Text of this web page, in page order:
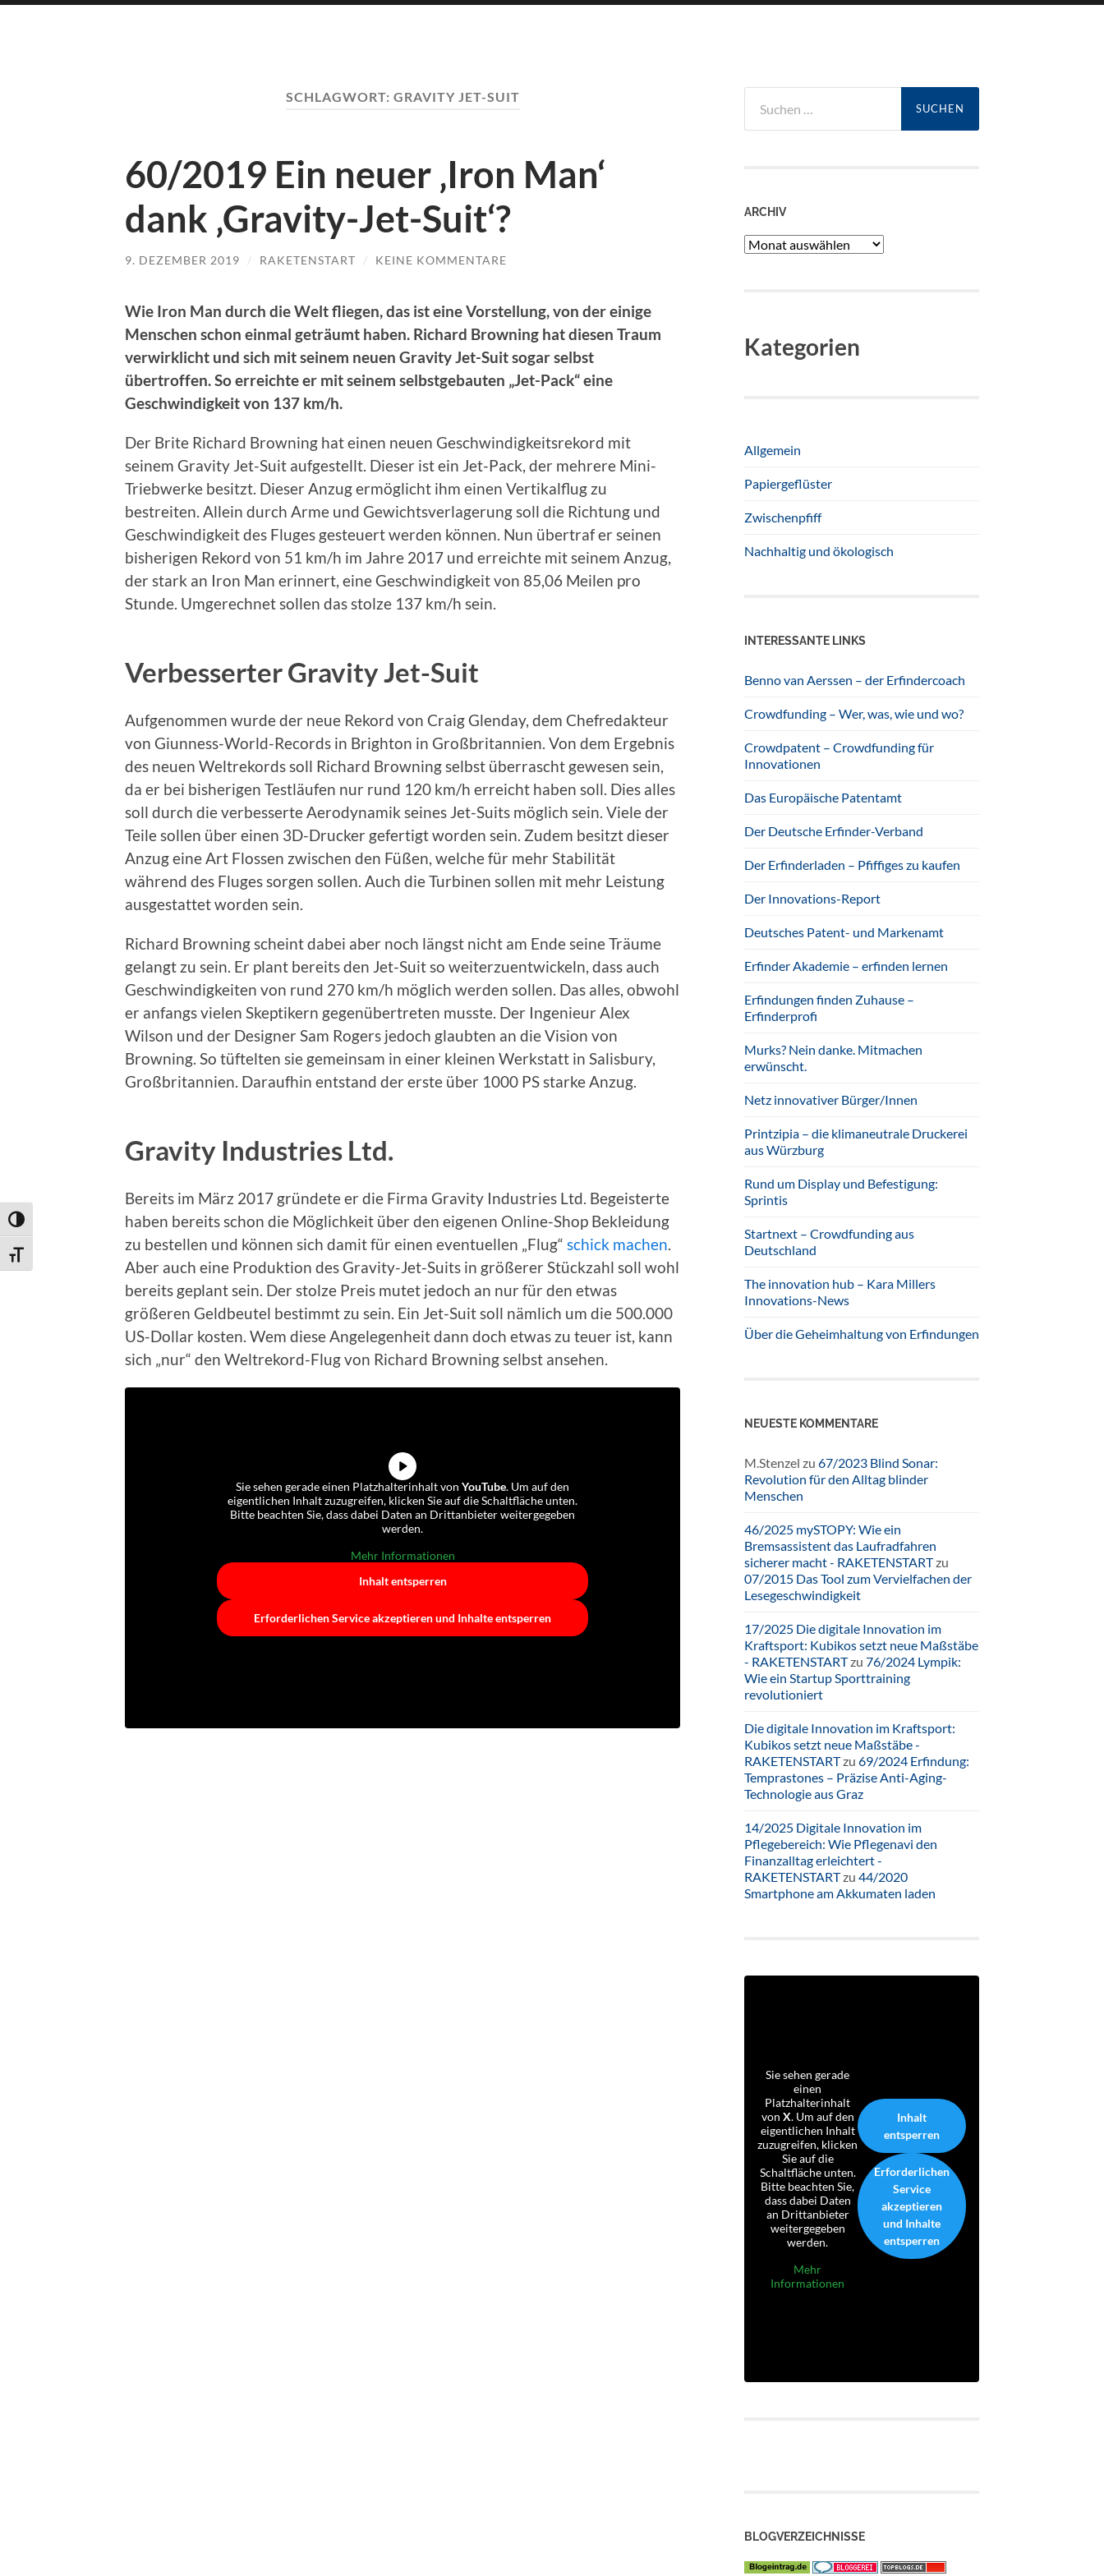
Umschalten auf hohe Kontraste
Schrift vergrößern
SCHLAGWORT: GRAVITY JET-SUIT
60/2019 Ein neuer ‚Iron Man‘
dank ‚Gravity-Jet-Suit‘?
9. DEZEMBER 2019 / RAKETENSTART / KEINE KOMMENTARE
Wie Iron Man durch die Welt fliegen, das ist eine Vorstellung, von der einige
Menschen schon einmal geträumt haben. Richard Browning hat diesen Traum
verwirklicht und sich mit seinem neuen Gravity Jet-Suit sogar selbst
übertroffen. So erreichte er mit seinem selbstgebauten „Jet-Pack“ eine
Geschwindigkeit von 137 km/h.
Der Brite Richard Browning hat einen neuen Geschwindigkeitsrekord mit
seinem Gravity Jet-Suit aufgestellt. Dieser ist ein Jet-Pack, der mehrere Mini-
Triebwerke besitzt. Dieser Anzug ermöglicht ihm einen Vertikalflug zu
bestreiten. Allein durch Arme und Gewichtsverlagerung soll die Richtung und
Geschwindigkeit des Fluges gesteuert werden können. Nun übertraf er seinen
bisherigen Rekord von 51 km/h im Jahre 2017 und erreichte mit seinem Anzug,
der stark an Iron Man erinnert, eine Geschwindigkeit von 85,06 Meilen pro
Stunde. Umgerechnet sollen das stolze 137 km/h sein.
Verbesserter Gravity Jet-Suit
Aufgenommen wurde der neue Rekord von Craig Glenday, dem Chefredakteur
von Giunness-World-Records in Brighton in Großbritannien. Von dem Ergebnis
des neuen Weltrekords soll Richard Browning selbst überrascht gewesen sein,
da er bei bisherigen Testläufen nur rund 120 km/h erreicht haben soll. Dies alles
soll durch die verbesserte Aerodynamik seines Jet-Suits möglich sein. Viele der
Teile sollen über einen 3D-Drucker gefertigt worden sein. Zudem besitzt dieser
Anzug eine Art Flossen zwischen den Füßen, welche für mehr Stabilität
während des Fluges sorgen sollen. Auch die Turbinen sollen mit mehr Leistung
ausgestattet worden sein.
Richard Browning scheint dabei aber noch längst nicht am Ende seine Träume
gelangt zu sein. Er plant bereits den Jet-Suit so weiterzuentwickeln, dass auch
Geschwindigkeiten von rund 270 km/h möglich werden sollen. Das alles, obwohl
er anfangs vielen Skeptikern gegenübertreten musste. Der Ingenieur Alex
Wilson und der Designer Sam Rogers jedoch glaubten an die Vision von
Browning. So tüftelten sie gemeinsam in einer kleinen Werkstatt in Salisbury,
Großbritannien. Daraufhin entstand der erste über 1000 PS starke Anzug.
Gravity Industries Ltd.
Bereits im März 2017 gründete er die Firma Gravity Industries Ltd. Begeisterte
haben bereits schon die Möglichkeit über den eigenen Online-Shop Bekleidung
zu bestellen und können sich damit für einen eventuellen „Flug“ schick machen.
Aber auch eine Produktion des Gravity-Jet-Suits in größerer Stückzahl soll wohl
bereits geplant sein. Der stolze Preis mutet jedoch an nur für den etwas
größeren Geldbeutel bestimmt zu sein. Ein Jet-Suit soll nämlich um die 500.000
US-Dollar kosten. Wem diese Angelegenheit dann doch etwas zu teuer ist, kann
sich „nur“ den Weltrekord-Flug von Richard Browning selbst ansehen.
Sie sehen gerade einen Platzhalterinhalt von YouTube. Um auf den
eigentlichen Inhalt zuzugreifen, klicken Sie auf die Schaltfläche unten.
Bitte beachten Sie, dass dabei Daten an Drittanbieter weitergegeben
werden.
Mehr Informationen
Inhalt entsperren
Erforderlichen Service akzeptieren und Inhalte entsperren
nach:
ARCHIV
Archiv
Kategorien
Allgemein
Papiergeflüster
Zwischenpfiff
Nachhaltig und ökologisch
INTERESSANTE LINKS
Benno van Aerssen – der Erfindercoach
Crowdfunding – Wer, was, wie und wo?
Crowdpatent – Crowdfunding für
Innovationen
Das Europäische Patentamt
Der Deutsche Erfinder-Verband
Der Erfinderladen – Pfiffiges zu kaufen
Der Innovations-Report
Deutsches Patent- und Markenamt
Erfinder Akademie – erfinden lernen
Erfindungen finden Zuhause –
Erfinderprofi
Murks? Nein danke. Mitmachen
erwünscht.
Netz innovativer Bürger/Innen
Printzipia – die klimaneutrale Druckerei
aus Würzburg
Rund um Display und Befestigung:
Sprintis
Startnext – Crowdfunding aus
Deutschland
The innovation hub – Kara Millers
Innovations-News
Über die Geheimhaltung von Erfindungen
NEUESTE KOMMENTARE
M.Stenzel zu 67/2023 Blind Sonar:
Revolution für den Alltag blinder
Menschen
46/2025 mySTOPY: Wie ein
Bremsassistent das Laufradfahren
sicherer macht - RAKETENSTARTzu
07/2015 Das Tool zum Vervielfachen der
Lesegeschwindigkeit
17/2025 Die digitale Innovation im
Kraftsport: Kubikos setzt neue Maßstäbe
- RAKETENSTARTzu 76/2024 Lympik:
Wie ein Startup Sporttraining
revolutioniert
Die digitale Innovation im Kraftsport:
Kubikos setzt neue Maßstäbe -
RAKETENSTARTzu 69/2024 Erfindung:
Temprastones – Präzise Anti-Aging-
Technologie aus Graz
14/2025 Digitale Innovation im
Pflegebereich: Wie Pflegenavi den
Finanzalltag erleichtert -
RAKETENSTARTzu 44/2020
Smartphone am Akkumaten laden
Sie sehen gerade
einen
Platzhalterinhalt
von X. Um auf den
eigentlichen Inhalt
zuzugreifen, klicken
Sie auf die
Schaltfläche unten.
Bitte beachten Sie,
dass dabei Daten
an Drittanbieter
weitergegeben
werden.
Mehr
Informationen
Inhalt
entsperren
Erforderlichen
Service
akzeptieren
und Inhalte
entsperren
BLOGVERZEICHNISSE